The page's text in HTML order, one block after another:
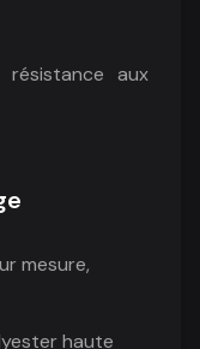
résistance aux
mesure,
haute